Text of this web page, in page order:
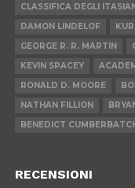
CLASSIFICA DEGLI
DAMON LINDELOF
GEORGE R. R. MARTIN
KEVIN SPACEY
RONALD D. MOORE
NATHAN FILLION
BENEDICT
RECENSIONI